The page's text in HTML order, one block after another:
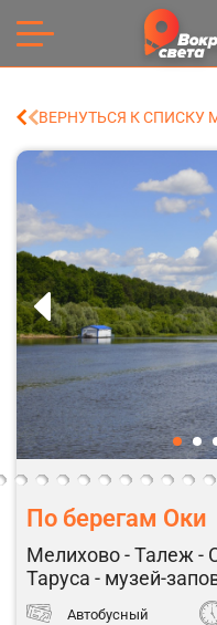
ВЕРНУТЬСЯ К СПИСКУ
По берегам Оки
Мелихово - Талеж -
Таруса - музей-
Автобусный